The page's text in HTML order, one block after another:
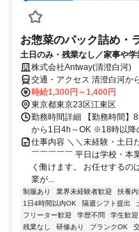
お惣菜のパック詰め・
土日のみ・残業なし／家事や学
株式会社Antway(清澄白河)
交通・アクセス 清澄白河か
時給1,300円～1,400円
東京都東京23区江東区
勤務時間詳細 【勤務時間
から1日4h～OK ※18時以降
仕事内容 ＼＼未経験・土日
￣￣￣￣￣ 平日は学校・本
く働けます。 お任せするの
業が...
制服あり 業界未経験者歓迎 扶養
1日4時間以内OK
隔週シフト提出
フリーター歓迎
学歴不問 学生歓迎
残業なし
研修あり ブランクOK